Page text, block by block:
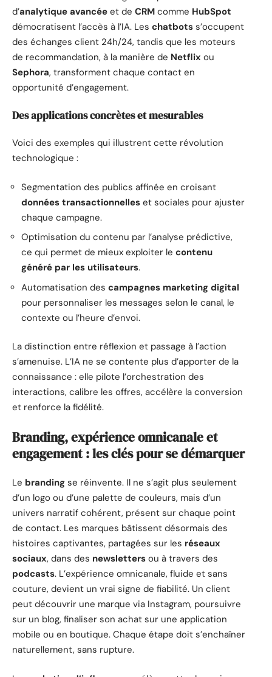
d’analytique avancée et de CRM comme HubSpot
démocratisent l’accès à l’IA. Les chatbots s’occupent
des échanges client 24h/24, tandis que les moteurs
de recommandation, à la manière de Netflix ou
Sephora, transforment chaque contact en
opportunité d’engagement.
Des applications concrètes et mesurables
Voici des exemples qui illustrent cette révolution
technologique :
Segmentation des publics affinée en croisant
données transactionnelles et sociales pour ajuster
chaque campagne.
Optimisation du contenu par l’analyse prédictive,
ce qui permet de mieux exploiter le contenu
généré par les utilisateurs.
Automatisation des campagnes marketing digital
pour personnaliser les messages selon le canal, le
contexte ou l’heure d’envoi.
La distinction entre réflexion et passage à l’action
s’amenuise. L’IA ne se contente plus d’apporter de la
connaissance : elle pilote l’orchestration des
interactions, calibre les offres, accélère la conversion
et renforce la fidélité.
Branding, expérience omnicanale et
engagement : les clés pour se démarquer
Le branding se réinvente. Il ne s’agit plus seulement
d’un logo ou d’une palette de couleurs, mais d’un
univers narratif cohérent, présent sur chaque point
de contact. Les marques bâtissent désormais des
histoires captivantes, partagées sur les réseaux
sociaux, dans des newsletters ou à travers des
podcasts. L’expérience omnicanale, fluide et sans
couture, devient un vrai signe de fiabilité. Un client
peut découvrir une marque via Instagram, poursuivre
sur un blog, finaliser son achat sur une application
mobile ou en boutique. Chaque étape doit s’enchaîner
naturellement, sans rupture.